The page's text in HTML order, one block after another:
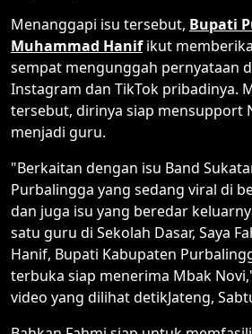
Menanggapi isu tersebut, Bupati
Muhammad Hanifikut
sempat mengunggah pernyataan
Instagram dan TikTok pribadinya.
tersebut, dirinya siap mensupport
menjadi guru.
"Berkaitan dengan isu Band
Purbalingga yang sedang viral di
dan juga isu yang beredar
satu guru di Sekolah Dasar, Saya
Hanif, Bupati Kabupaten
terbuka siap menerima Mbak
video yang dilihat detikJateng,